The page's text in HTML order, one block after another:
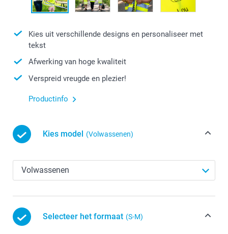
Kies uit verschillende designs en personaliseer met
tekst
Afwerking van hoge kwaliteit
Verspreid vreugde en plezier!
Productinfo
Kies model (Volwassenen)
Selecteer het formaat (S-M)